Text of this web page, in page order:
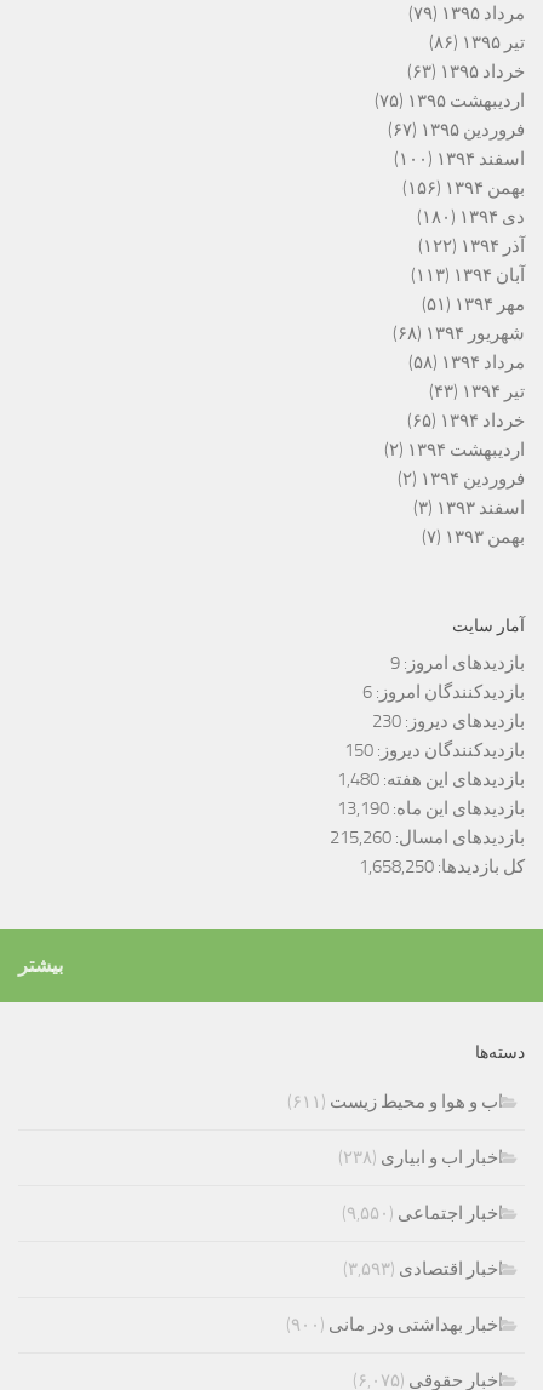
مرداد ۱۳۹۵
(۷۹)
تیر ۱۳۹۵
(۸۶)
خرداد ۱۳۹۵
(۶۳)
اردیبهشت ۱۳۹۵
(۷۵)
فروردین ۱۳۹۵
(۶۷)
اسفند ۱۳۹۴
(۱۰۰)
بهمن ۱۳۹۴
(۱۵۶)
دی ۱۳۹۴
(۱۸۰)
آذر ۱۳۹۴
(۱۲۲)
آبان ۱۳۹۴
(۱۱۳)
مهر ۱۳۹۴
(۵۱)
شهریور ۱۳۹۴
(۶۸)
مرداد ۱۳۹۴
(۵۸)
تیر ۱۳۹۴
(۴۳)
خرداد ۱۳۹۴
(۶۵)
اردیبهشت ۱۳۹۴
(۲)
فروردین ۱۳۹۴
(۲)
اسفند ۱۳۹۳
(۳)
بهمن ۱۳۹۳
(۷)
آمار سایت
بازدیدهای امروز: 9
بازدیدکنندگان امروز: 6
بازدیدهای دیروز: 230
بازدیدکنندگان دیروز: 150
بازدیدهای این هفته: 1,480
بازدیدهای این ماه: 13,190
بازدیدهای امسال: 215,260
کل بازدیدها: 1,658,250
بیشتر
دسته‌ها
اب و هوا و محیط زیست (۶۱۱)
اخبار اب و ابیاری (۲۳۸)
اخبار اجتماعی (۹,۵۵۰)
اخبار اقتصادی (۳,۵۹۳)
اخبار بهداشتی ودر مانی (۹۰۰)
اخبار حقوقی (۶,۰۷۵)